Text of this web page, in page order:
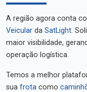
A região agora conta
Veicular da SatLight.
maior visibilidade,
operação logística.
Temos a melhor
sua frota como